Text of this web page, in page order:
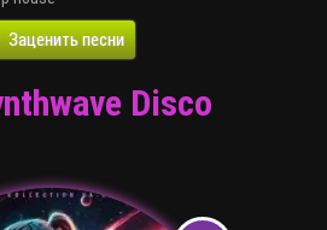
Заценить песни
Disco